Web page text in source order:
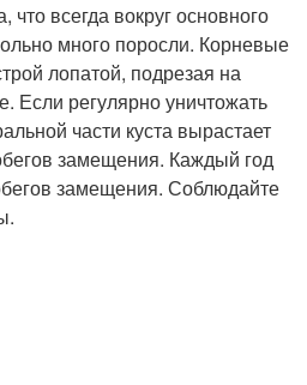
всегда вокруг основного
много поросли. Корневые
лопатой, подрезая на
Если регулярно уничтожать
части куста вырастает
замещения. Каждый год
замещения. Соблюдайте